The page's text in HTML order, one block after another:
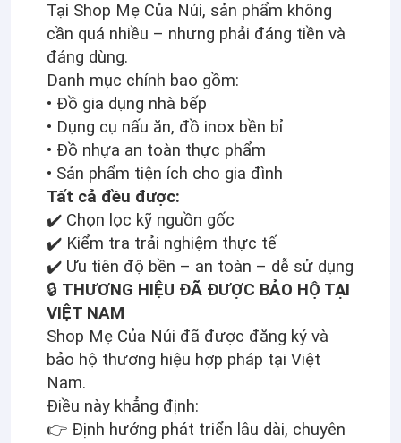
Tại Shop Mẹ Của Núi, sản phẩm không
cần quá nhiều – nhưng phải đáng tiền và
đáng dùng.
Danh mục chính bao gồm:
• Đồ gia dụng nhà bếp
• Dụng cụ nấu ăn, đồ inox bền bỉ
• Đồ nhựa an toàn thực phẩm
• Sản phẩm tiện ích cho gia đình
Tất cả đều được:
✔️ Chọn lọc kỹ nguồn gốc
✔️ Kiểm tra trải nghiệm thực tế
✔️ Ưu tiên độ bền – an toàn – dễ sử dụng
🔒 THƯƠNG HIỆU ĐÃ ĐƯỢC BẢO HỘ TẠI
VIỆT NAM
Shop Mẹ Của Núi đã được đăng ký và
bảo hộ thương hiệu hợp pháp tại Việt
Nam.
Điều này khẳng định:
👉 Định hướng phát triển lâu dài, chuyên